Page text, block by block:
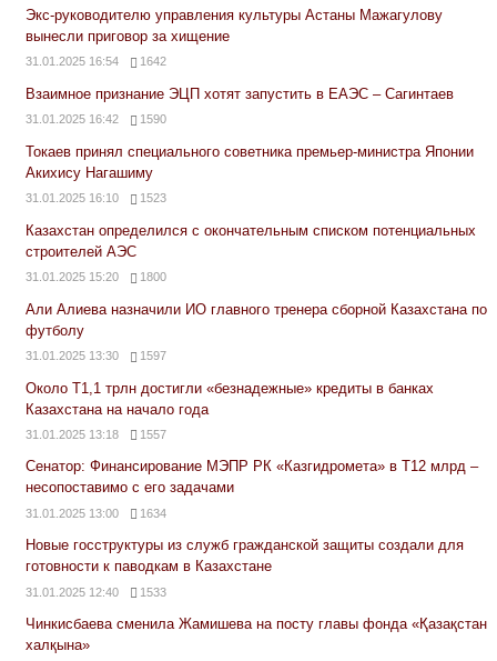
Экс-руководителю управления культуры Астаны Мажагулову
вынесли приговор за хищение
31.01.2025 16:54 1642
Взаимное признание ЭЦП хотят запустить в ЕАЭС – Сагинтаев
31.01.2025 16:42 1590
Токаев принял специального советника премьер-министра Японии
Акихису Нагашиму
31.01.2025 16:10 1523
Казахстан определился с окончательным списком потенциальных
строителей АЭС
31.01.2025 15:20 1800
Али Алиева назначили ИО главного тренера сборной Казахстана по
футболу
31.01.2025 13:30 1597
Около Т1,1 трлн достигли «безнадежные» кредиты в банках
Казахстана на начало года
31.01.2025 13:18 1557
Сенатор: Финансирование МЭПР РК «Казгидромета» в Т12 млрд –
несопоставимо с его задачами
31.01.2025 13:00 1634
Новые госструктуры из служб гражданской защиты создали для
готовности к паводкам в Казахстане
31.01.2025 12:40 1533
Чинкисбаева сменила Жамишева на посту главы фонда «Қазақстан
халқына»